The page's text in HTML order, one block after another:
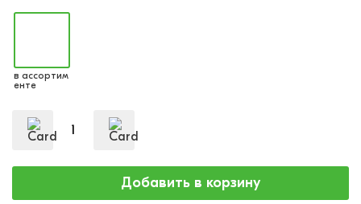
в ассортим
енте